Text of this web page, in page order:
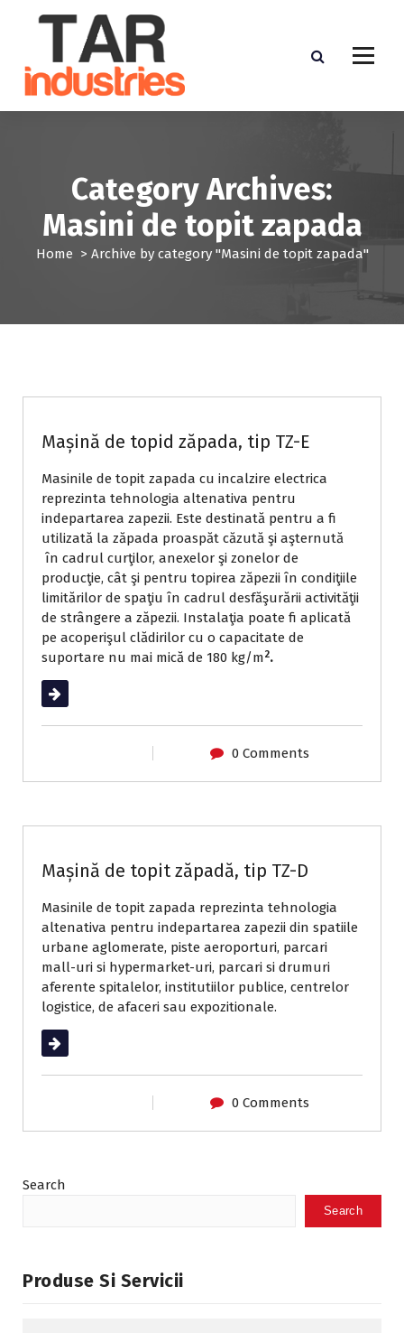
o
Category Archives:
Masini de topit zapada
Home > Archive by category "Masini de topit zapada"
Mașină de topid zăpada, tip TZ-E
Masinile de topit zapada cu incalzire electrica
reprezinta tehnologia altenativa pentru
indepartarea zapezii. Este destinată pentru a fi
utilizată la zăpada proaspăt căzută şi aşternută
în cadrul curţilor, anexelor şi zonelor de
producţie, cât şi pentru topirea zăpezii în condiţiile
limitărilor de spaţiu în cadrul desfăşurării activităţii
de strângere a zăpezii. Instalaţia poate fi aplicată
pe acoperişul clădirilor cu o capacitate de
suportare nu mai mică de 180 kg/m2.
Read More
0 Comments
Mașină de topit zăpadă, tip TZ-D
Masinile de topit zapada reprezinta tehnologia
altenativa pentru indepartarea zapezii din spatiile
urbane aglomerate, piste aeroporturi, parcari
mall-uri si hypermarket-uri, parcari si drumuri
aferente spitalelor, institutiilor publice, centrelor
logistice, de afaceri sau expozitionale.
Read More
0 Comments
Search
Search
Produse Si Servicii